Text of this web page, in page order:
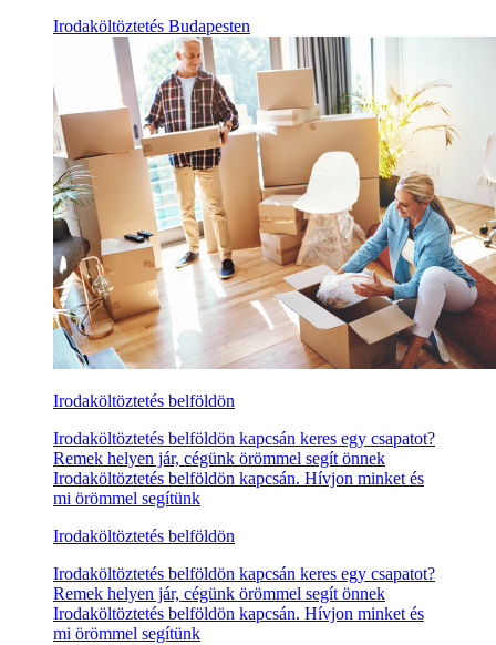
Irodaköltöztetés Budapesten
Irodaköltöztetés belföldön
Irodaköltöztetés belföldön kapcsán keres egy csapatot?
Remek helyen jár, cégünk örömmel segít önnek
Irodaköltöztetés belföldön kapcsán. Hívjon minket és
mi örömmel segítünk
Irodaköltöztetés belföldön
Irodaköltöztetés belföldön kapcsán keres egy csapatot?
Remek helyen jár, cégünk örömmel segít önnek
Irodaköltöztetés belföldön kapcsán. Hívjon minket és
mi örömmel segítünk